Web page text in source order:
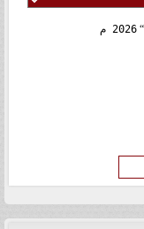
2026 م